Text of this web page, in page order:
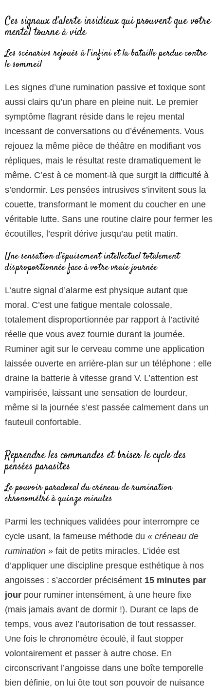
Ces signaux d’alerte insidieux qui prouvent que votre
mental tourne à vide
Les scénarios rejoués à l’infini et la bataille perdue contre
le sommeil
Les signes d’une rumination passive et toxique sont
aussi clairs qu’un phare en pleine nuit. Le premier
symptôme flagrant réside dans le rejeu mental
incessant de conversations ou d’événements. Vous
rejouez la même pièce de théâtre en modifiant vos
répliques, mais le résultat reste dramatiquement le
même. C’est à ce moment-là que surgit la difficulté à
s’endormir. Les pensées intrusives s’invitent sous la
couette, transformant le moment du coucher en une
véritable lutte. Sans une routine claire pour fermer les
écoutilles, l’esprit dérive jusqu’au petit matin.
Une sensation d’épuisement intellectuel totalement
disproportionnée face à votre vraie journée
L’autre signal d’alarme est physique autant que
moral. C’est une fatigue mentale colossale,
totalement disproportionnée par rapport à l’activité
réelle que vous avez fournie durant la journée.
Ruminer agit sur le cerveau comme une application
laissée ouverte en arrière-plan sur un téléphone : elle
draine la batterie à vitesse grand V. L’attention est
vampirisée, laissant une sensation de lourdeur,
même si la journée s’est passée calmement dans un
fauteuil confortable.
Reprendre les commandes et briser le cycle des
pensées parasites
Le pouvoir paradoxal du créneau de rumination
chronométré à quinze minutes
Parmi les techniques validées pour interrompre ce
cycle usant, la fameuse méthode du « créneau de
rumination » fait de petits miracles. L’idée est
d’appliquer une discipline presque esthétique à nos
angoisses : s’accorder précisément 15 minutes par
jour pour ruminer intensément, à une heure fixe
(mais jamais avant de dormir !). Durant ce laps de
temps, vous avez l’autorisation de tout ressasser.
Une fois le chronomètre écoulé, il faut stopper
volontairement et passer à autre chose. En
circonscrivant l’angoisse dans une boîte temporelle
bien définie, on lui ôte tout son pouvoir de nuisance